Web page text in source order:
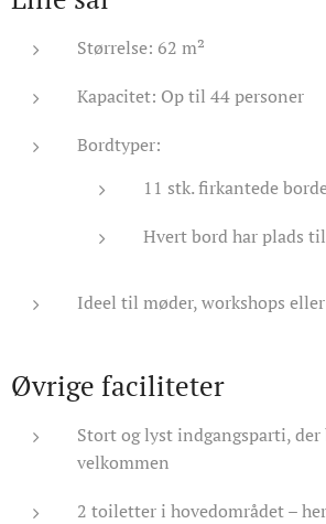
Størrelse: 62 m²
Kapacitet: Op til 44 personer
Bordtyper:
11 stk. firkantede
Hvert bord har plads
Ideel til møder, workshops
Øvrige faciliteter
Stort og lyst indgangsparti,
velkommen
2 toiletter i hovedområdet –